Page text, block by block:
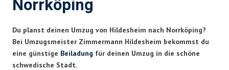
Norrköping
Du planst deinen Umzug von Hildesheim nach Norrköping?
Bei Umzugsmeister Zimmermann Hildesheim bekommst du
eine günstige Beiladung für deinen Umzug in die schöne
schwedische Stadt.